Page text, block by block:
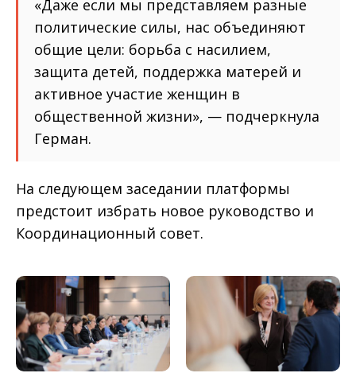
«Даже если мы представляем разные
политические силы, нас объединяют
общие цели: борьба с насилием,
защита детей, поддержка матерей и
активное участие женщин в
общественной жизни», — подчеркнула
Герман.
На следующем заседании платформы
предстоит избрать новое руководство и
Координационный совет.